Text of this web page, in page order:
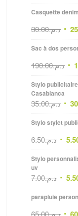
Casquette
د.م.30.00
Sac à dos
د.م.190.00
Stylo
Casablanca
د.م.35.00
Stylo stylet
د.م.6.50
Stylo
uv
د.م.7.00
parapluie
د.م.65.00